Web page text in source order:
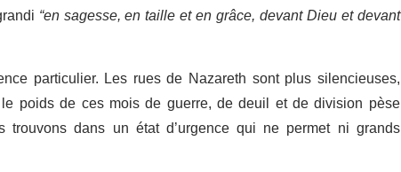
“en sagesse, en taille et en grâce, devant Dieu et devant
particulier. Les rues de Nazareth sont plus silencieuses,
poids de ces mois de guerre, de deuil et de division pèse
dans un état d’urgence qui ne permet ni grands